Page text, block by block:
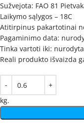
Sužvejota: FAO 81
Laikymo sąlygos – 18C
Atitirpinus pakartotinai
Pagaminimo data:
Tinka vartoti iki:
Reali produkto išvaizda
kg.